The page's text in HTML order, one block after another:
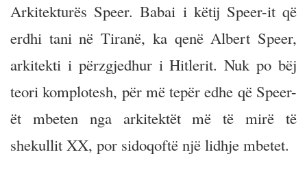
Arkitekturës Speer. Babai i këtij Speer-it që
erdhi tani në Tiranë, ka qenë Albert Speer,
arkitekti i përzgjedhur i Hitlerit. Nuk po bëj
teori komplotesh, për më tepër edhe që Speer-
ët mbeten nga arkitektët më të mirë të
shekullit XX, por sidoqoftë një lidhje mbetet.